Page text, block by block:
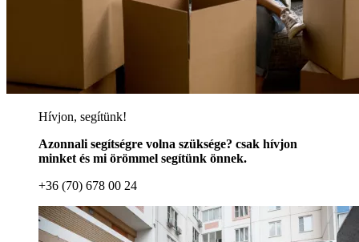
Hívjon, segítünk!
Azonnali segítségre volna szüksége? csak hívjon
minket és mi örömmel segítünk önnek.
+36 (70) 678 00 24